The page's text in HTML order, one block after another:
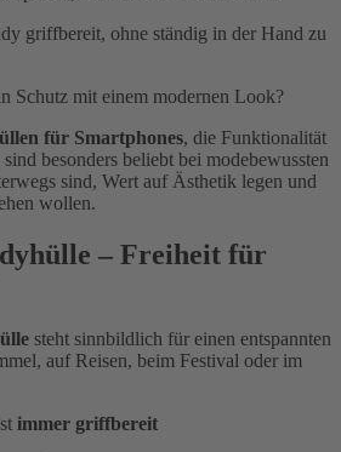
griffbereit, ohne ständig in der Hand zu
Schutz mit einem modernen Look?
für Smartphones, die Funktionalität
besonders beliebt bei modebewussten
sind, Wert auf Ästhetik legen und
wollen.
– Freiheit für
steht sinnbildlich für einen entspannten
auf Reisen, beim Festival oder im
immer griffbereit